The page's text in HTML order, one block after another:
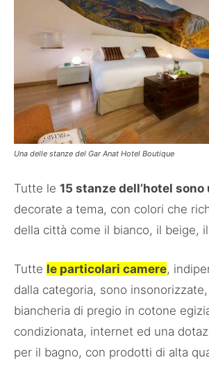
Una delle stanze del Gar Anat Hotel Boutique
Tutte le 15 stanze dell’hotel sono
decorate a tema, con colori che
della città come il bianco, il beige,
Tutte le particolari camere,
dalla categoria, sono
biancheria di pregio in cotone
condizionata, internet ed una
per il bagno, con prodotti di alta